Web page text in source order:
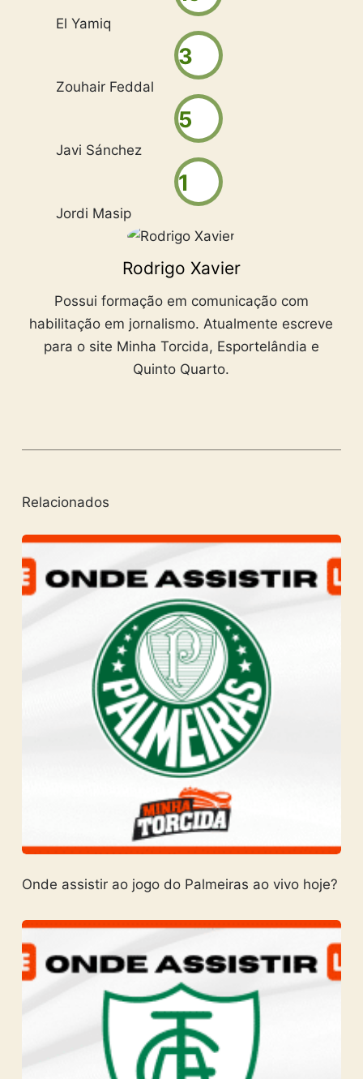
El Yamiq
3
Zouhair Feddal
5
Javi Sánchez
1
Jordi Masip
Rodrigo Xavier
Possui formação em comunicação com
habilitação em jornalismo. Atualmente escreve
para o site Minha Torcida, Esportelândia e
Quinto Quarto.
Relacionados
Onde assistir ao jogo do Palmeiras ao vivo hoje?